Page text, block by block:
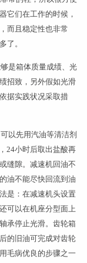
它们在工作的时候，
而且稳定性也非常
了。
是箱体质量成绩、光
招致，另外假如光滑
据实践状况采取措
以先用汽油等清洁剂
24小时后取出盐酸再
缝隙。减速机回油不
油不能尽快回流到油
是：在减速机头设置
可以在机座分型面上
承停止光滑。齿轮箱
的旧油可完成对齿轮
毛病优良的步骤之一